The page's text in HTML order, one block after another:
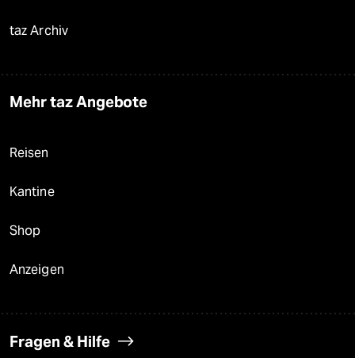
taz Archiv
Mehr taz Angebote
Reisen
Kantine
Shop
Anzeigen
Fragen & Hilfe